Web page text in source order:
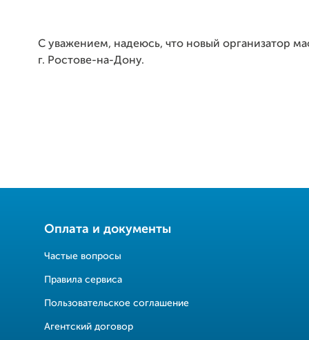
С уважением, надеюсь, что новый организатор
г. Ростове-на-Дону.
Оплата и документы
Частые вопросы
Правила сервиса
Пользовательское соглашение
Агентский договор